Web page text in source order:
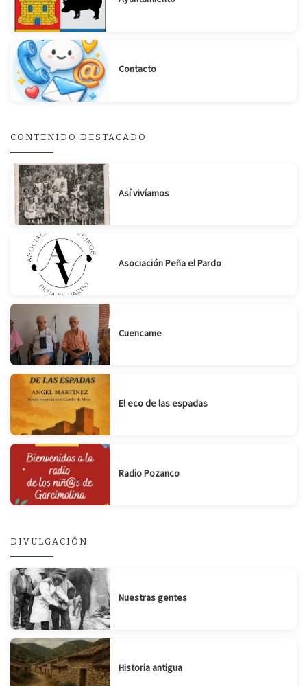
Contacto
CONTENIDO DESTACADO
Así vivíamos
Asociación Peña el Pardo
Cuencame
El eco de las espadas
Radio Pozanco
DIVULGACIÓN
Nuestras gentes
Historia antigua